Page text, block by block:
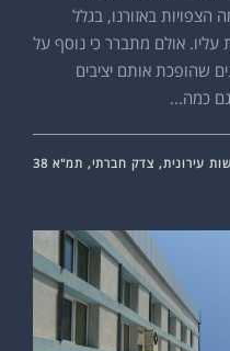
הצפויות באזורנו, בגלל
אולם מתברר כי נוסף על
שהופכת אותם יציבים
כמה...
עירונית, צדק חברתי, תמ"א 38